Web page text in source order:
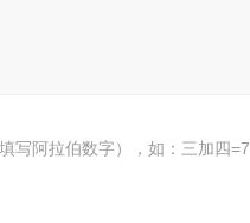
写阿拉伯数字），如：三加四=7